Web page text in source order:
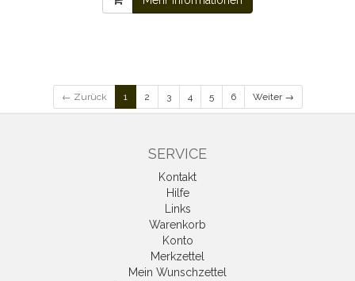
← Zurück 1 2 3 4 5 6 Weiter →
SERVICE
Kontakt
Hilfe
Links
Warenkorb
Konto
Merkzettel
Mein Wunschzettel